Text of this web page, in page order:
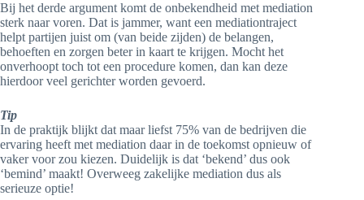
Bij het derde argument komt de onbekendheid met mediation
sterk naar voren. Dat is jammer, want een mediationtraject
helpt partijen juist om (van beide zijden) de belangen,
behoeften en zorgen beter in kaart te krijgen. Mocht het
onverhoopt toch tot een procedure komen, dan kan deze
hierdoor veel gerichter worden gevoerd.
Tip
In de praktijk blijkt dat maar liefst 75% van de bedrijven die
ervaring heeft met mediation daar in de toekomst opnieuw of
vaker voor zou kiezen. Duidelijk is dat ‘bekend’ dus ook
‘bemind’ maakt! Overweeg zakelijke mediation dus als
serieuze optie!